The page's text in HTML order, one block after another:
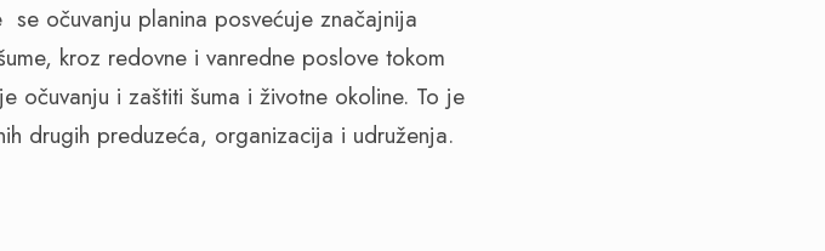
očuvanju planina posvećuje značajnija
kroz redovne i vanredne poslove tokom
očuvanju i zaštiti šuma i životne okoline. To je
drugih preduzeća, organizacija i udruženja.